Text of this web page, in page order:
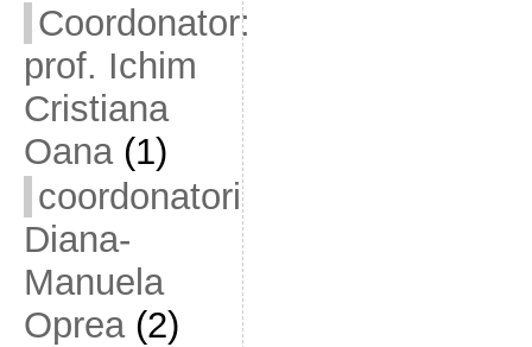
Coordonator:
prof. Ichim
Cristiana
Oana(1)
coordonatori
Diana-
Manuela
Oprea(2)